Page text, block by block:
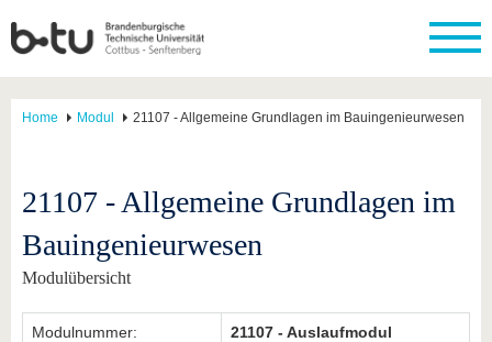
Home Modul 21107 - Allgemeine Grundlagen im Bauingenieurwesen
21107 - Allgemeine Grundlagen im
Bauingenieurwesen
Modulübersicht
Modulnummer: 21107 - Auslaufmodul